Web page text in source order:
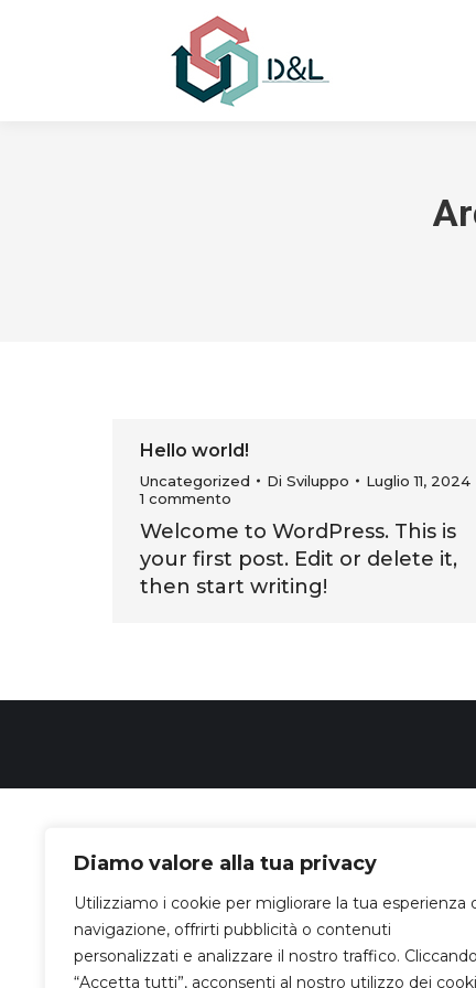
Diamo valore alla tua privacy
Utilizziamo i cookie per migliorare la tua esperienza
navigazione, offrirti pubblicità o contenuti
personalizzati e analizzare il nostro traffico. Cliccando
“Accetta tutti”, acconsenti al nostro utilizzo dei
Hello world!
Uncategorized Di Sviluppo
Luglio 11, 2024
1 commento
Welcome to WordPress. This is
your first post. Edit or delete it,
then start writing!